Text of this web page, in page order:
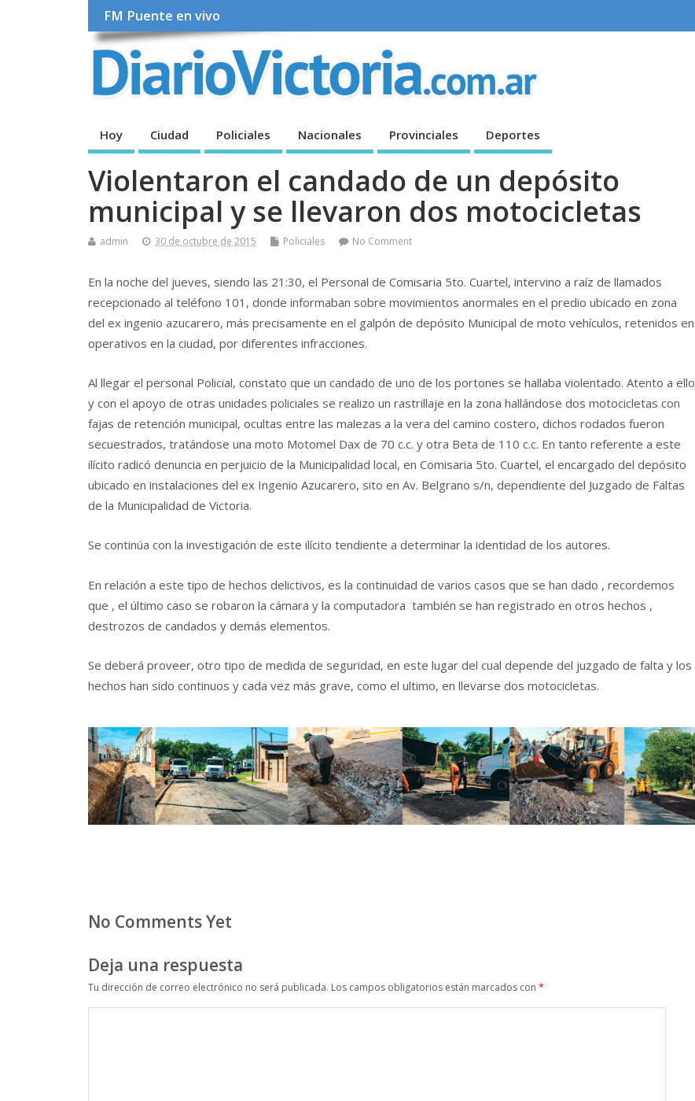
FM Puente en vivo
Hoy Ciudad Policiales Nacionales Provinciales Deportes
Violentaron el candado de un depósito
municipal y se llevaron dos motocicletas
admin 30 de octubre de 2015 Policiales No Comment
En la noche del jueves, siendo las 21:30, el Personal de Comisaria 5to. Cuartel, intervino a raíz de llamados
recepcionado al teléfono 101, donde informaban sobre movimientos anormales en el predio ubicado en zona
del ex ingenio azucarero, más precisamente en el galpón de depósito Municipal de moto vehículos, retenidos en
operativos en la ciudad, por diferentes infracciones.
Al llegar el personal Policial, constato que un candado de uno de los portones se hallaba violentado. Atento a ello
y con el apoyo de otras unidades policiales se realizo un rastrillaje en la zona hallándose dos motocicletas con
fajas de retención municipal, ocultas entre las malezas a la vera del camino costero, dichos rodados fueron
secuestrados, tratándose una moto Motomel Dax de 70 c.c. y otra Beta de 110 c.c. En tanto referente a este
ilícito radicó denuncia en perjuicio de la Municipalidad local, en Comisaria 5to. Cuartel, el encargado del depósito
ubicado en instalaciones del ex Ingenio Azucarero, sito en Av. Belgrano s/n, dependiente del Juzgado de Faltas
de la Municipalidad de Victoria.
Se continúa con la investigación de este ilícito tendiente a determinar la identidad de los autores.
En relación a este tipo de hechos delictivos, es la continuidad de varios casos que se han dado , recordemos
que , el último caso se robaron la cámara y la computadora también se han registrado en otros hechos ,
destrozos de candados y demás elementos.
Se deberá proveer, otro tipo de medida de seguridad, en este lugar del cual depende del juzgado de falta y los
hechos han sido continuos y cada vez más grave, como el ultimo, en llevarse dos motocicletas.
No Comments Yet
Deja una respuesta
Tu dirección de correo electrónico no será publicada. Los campos obligatorios están marcados con *